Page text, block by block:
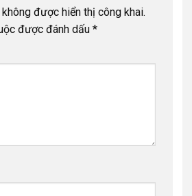
được hiển thị công khai.
được đánh dấu *